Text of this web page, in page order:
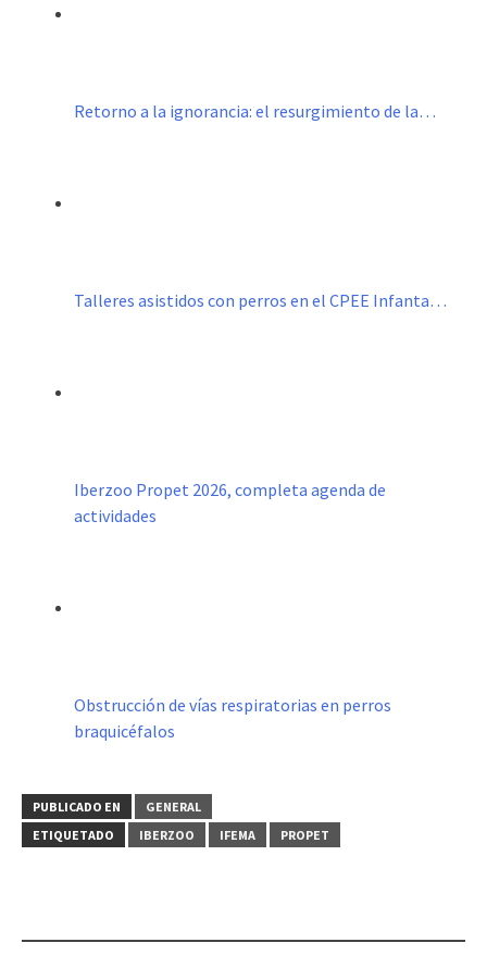
Retorno a la ignorancia: el resurgimiento de la…
Talleres asistidos con perros en el CPEE Infanta…
Iberzoo Propet 2026, completa agenda de
actividades
Obstrucción de vías respiratorias en perros
braquicéfalos
PUBLICADO EN
GENERAL
ETIQUETADO
IBERZOO IFEMA PROPET